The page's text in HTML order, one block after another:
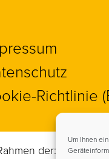
Um Ihnen
Richtlinie
der: